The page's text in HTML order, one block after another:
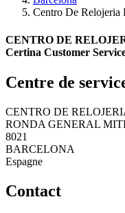
Centro De Relojeria
CENTRO DE
Certina Customer
Centre de
CENTRO DE
RONDA GENERAL
8021
BARCELONA
Espagne
Contact